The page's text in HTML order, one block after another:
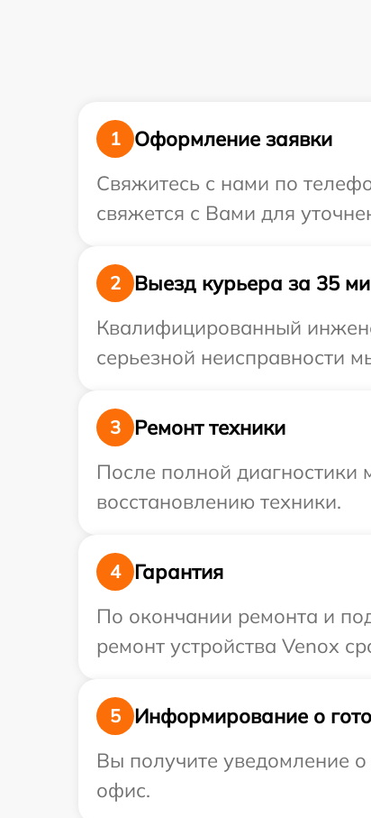
1
Оформление заявки
Свяжитесь с нами по
свяжется с Вами для
2
Выезд курьера за 35
Квалифицированный
серьезной неисправности
3
Ремонт техники
После полной диагностики
восстановлению техники.
4
Гарантия
По окончании ремонта и
ремонт устройства Venox
5
Информирование о
Вы получите уведомление
офис.